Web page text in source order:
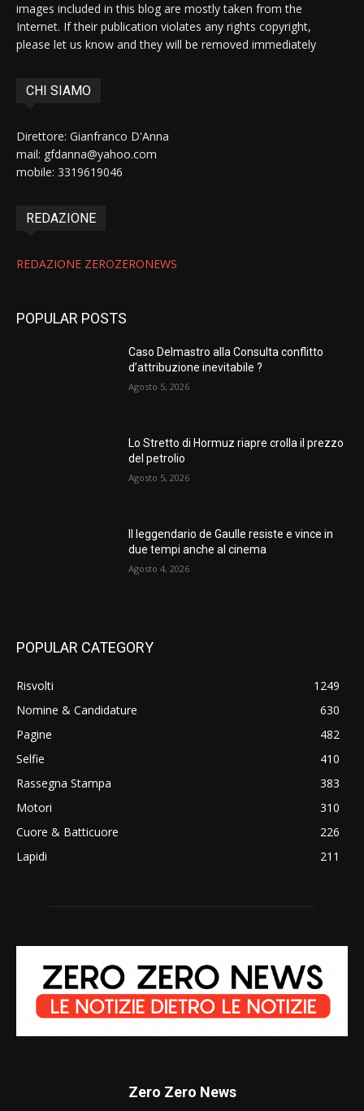
images included in this blog are mostly taken from the
Internet. If their publication violates any rights copyright,
please let us know and they will be removed immediately
CHI SIAMO
Direttore: Gianfranco D'Anna
mail: gfdanna@yahoo.com
mobile: 3319619046
REDAZIONE
REDAZIONE ZEROZERONEWS
POPULAR POSTS
Caso Delmastro alla Consulta conflitto
d’attribuzione inevitabile ?
Agosto 5, 2026
Lo Stretto di Hormuz riapre crolla il prezzo
del petrolio
Agosto 5, 2026
Il leggendario de Gaulle resiste e vince in
due tempi anche al cinema
Agosto 4, 2026
POPULAR CATEGORY
Risvolti
1249
Nomine & Candidature
630
Pagine
482
Selfie
410
Rassegna Stampa
383
Motori
310
Cuore & Batticuore
226
Lapidi
211
Zero Zero News